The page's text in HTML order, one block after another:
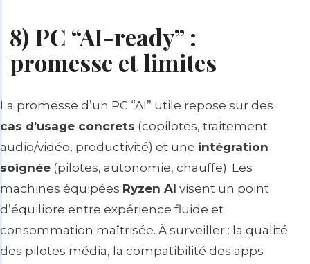
8) PC “AI-ready” :
promesse et limites
La promesse d’un PC “AI” utile repose sur des
cas d’usage concrets (copilotes, traitement
audio/vidéo, productivité) et une intégration
soignée (pilotes, autonomie, chauffe). Les
machines équipées Ryzen AI visent un point
d’équilibre entre expérience fluide et
consommation maîtrisée. À surveiller : la qualité
des pilotes média, la compatibilité des apps